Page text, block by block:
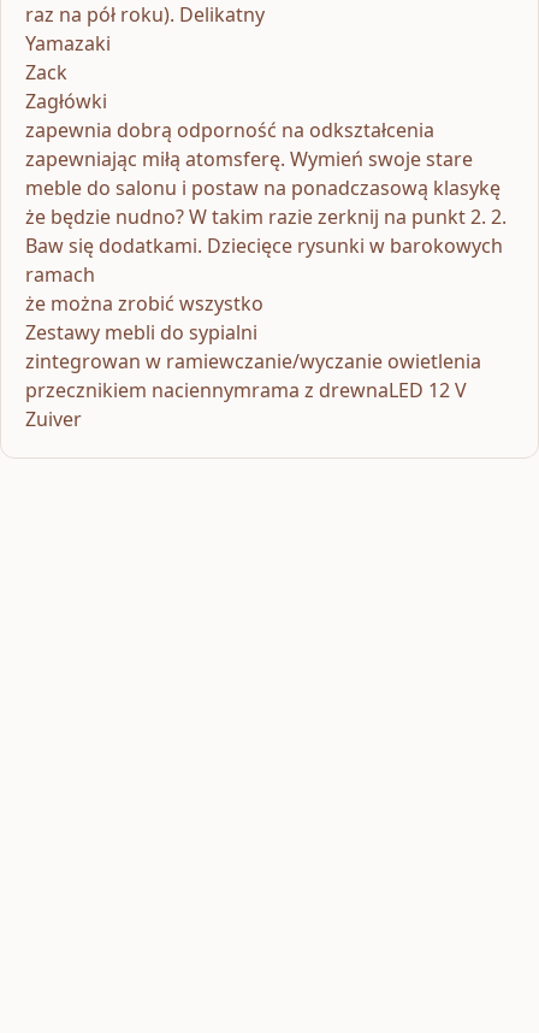
raz na pół roku). Delikatny
Yamazaki
Zack
Zagłówki
zapewnia dobrą odporność na odkształcenia
zapewniając miłą atomsferę. Wymień swoje stare
meble do salonu i postaw na ponadczasową klasykę
że będzie nudno? W takim razie zerknij na punkt 2. 2.
Baw się dodatkami. Dziecięce rysunki w barokowych
ramach
że można zrobić wszystko
Zestawy mebli do sypialni
zintegrowan w ramiewczanie/wyczanie owietlenia
przecznikiem naciennymrama z drewnaLED 12 V
Zuiver